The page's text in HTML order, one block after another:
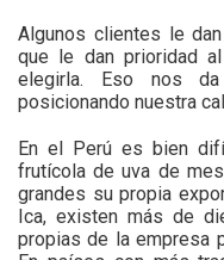
Algunos clientes le
que le dan prioridad
elegirla. Eso nos
posicionando nuestra
En el Perú es bien
frutícola de uva de
grandes su propia
Ica, existen más de
propias de la empresa